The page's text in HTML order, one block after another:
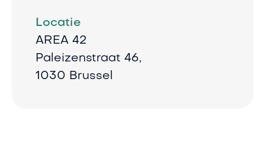
Locatie
AREA 42
Paleizenstraat 46,
1030 Brussel